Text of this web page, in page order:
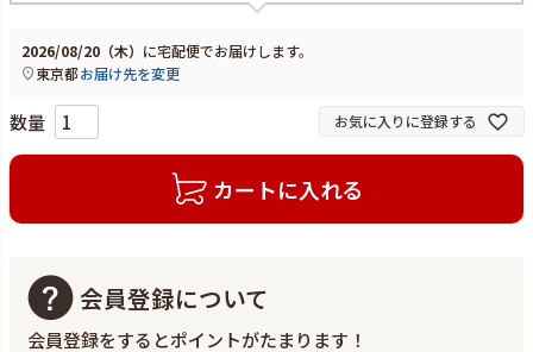
2026/08/20（木） に宅配便でお届けします。
東京都お届け先を変更
お気に入りに登録する
カートに入れる
会員登録について
会員登録をするとポイントがたまります！